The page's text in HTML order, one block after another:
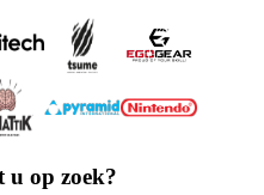
u op zoek?